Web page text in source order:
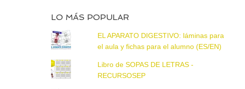
LO MÁS POPULAR
EL APARATO DIGESTIVO: láminas para
el aula y fichas para el alumno (ES/EN)
Libro de SOPAS DE LETRAS -
RECURSOSEP